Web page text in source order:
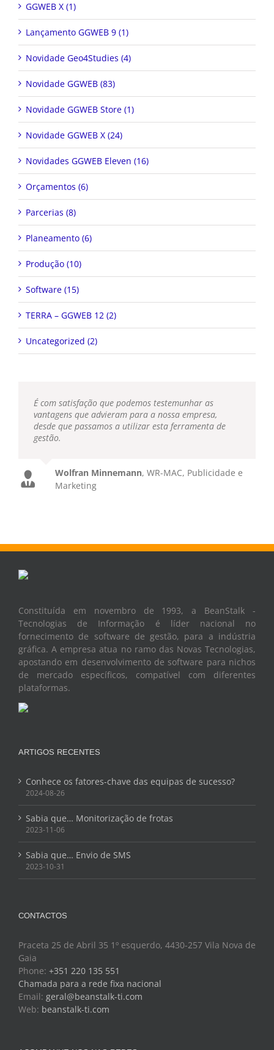
GGWEB X (1)
Lançamento GGWEB 9 (1)
Novidade Geo4Studies (4)
Novidade GGWEB (83)
Novidade GGWEB Store (1)
Novidade GGWEB X (24)
Novidades GGWEB Eleven (16)
Orçamentos (6)
Parcerias (8)
Planeamento (6)
Produção (10)
Software (15)
TERRA – GGWEB 12 (2)
Uncategorized (2)
É com satisfação que podemos testemunhar as
vantagens que advieram para a nossa empresa,
desde que passamos a utilizar esta ferramenta de
gestão.
Wolfran Minnemann, WR-MAC, Publicidade e
Marketing
Constituída em novembro de 1993, a BeanStalk -
Tecnologias de Informação é líder nacional no
fornecimento de software de gestão, para a indústria
gráfica. A empresa atua no ramo das Novas Tecnologias,
apostando em desenvolvimento de software para nichos
de mercado específicos, compatível com diferentes
plataformas.
ARTIGOS RECENTES
Conhece os fatores-chave das equipas de sucesso?
2024-08-26
Sabia que… Monitorização de frotas
2023-11-06
Sabia que… Envio de SMS
2023-10-31
CONTACTOS
Praceta 25 de Abril 35 1º esquerdo, 4430-257 Vila Nova de
Gaia
Phone: +351 220 135 551
Chamada para a rede fixa nacional
Email: geral@beanstalk-ti.com
Web: beanstalk-ti.com